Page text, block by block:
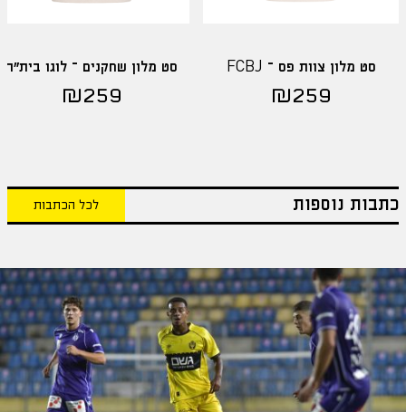
סט מלון צוות פס – FCBJ
₪259
סט מלון שחקנים – לוגו בית"ר
₪259
כתבות נוספות לכל הכתבות